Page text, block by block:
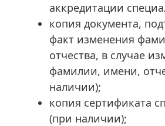
аккредитации
копия документа,
факт изменения
отчества, в случае
фамилии, имени,
наличии);
копия сертификата
(при наличии);